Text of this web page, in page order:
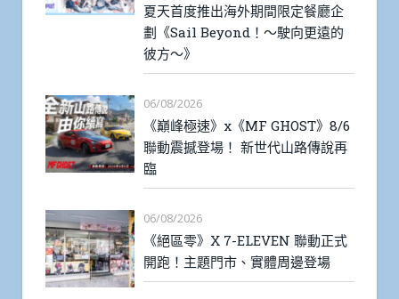
夏天首度推出海外期間限定餐廳企
劃《Sail Beyond！～駛向更遠的
彼方～》
06/08/2026
《巔峰極速》x《MF GHOST》8/6
聯動震撼登場！ 新世代山路傳說再
臨
06/08/2026
《絕區零》X 7-ELEVEN 聯動正式
開跑！主題門市、實體周邊登場